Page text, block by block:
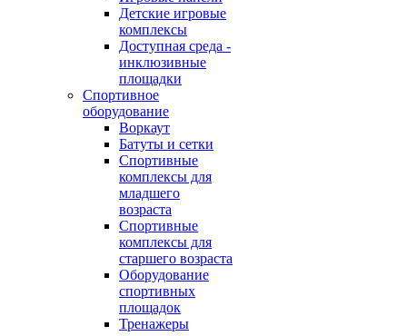
Детские игровые
комплексы
Доступная среда -
инклюзивные
площадки
Спортивное
оборудование
Воркаут
Батуты и сетки
Спортивные
комплексы для
младшего
возраста
Спортивные
комплексы для
старшего возраста
Оборудование
спортивных
площадок
Тренажеры